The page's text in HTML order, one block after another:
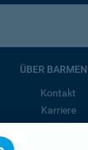
ÜBER
Kontakt
Karriere